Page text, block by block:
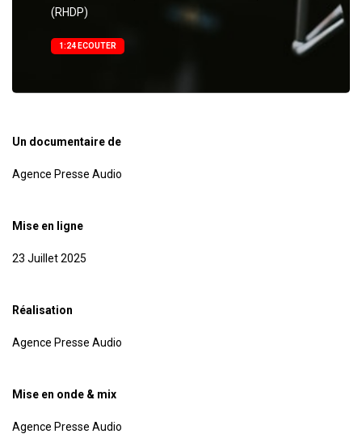
(RHDP)
1:24 ECOUTER
Un documentaire de
Agence Presse Audio
Mise en ligne
23 Juillet 2025
Réalisation
Agence Presse Audio
Mise en onde & mix
Agence Presse Audio